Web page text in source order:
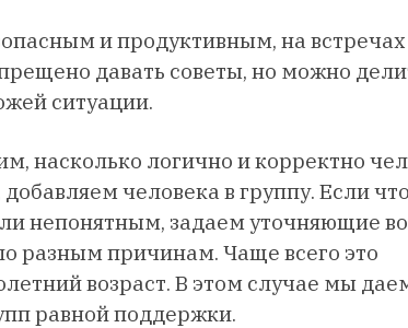
и продуктивным, на встречах
давать советы, но можно
ситуации.
насколько логично и корректно
человека в группу. Если
непонятным, задаем уточняющие
разным причинам. Чаще всего это
возраст. В этом случае мы
равной поддержки.